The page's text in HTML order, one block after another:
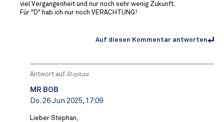
viel Vergangenheit und nur noch sehr wenig Zukunft.
Für "D" hab ich nur noch VERACHTUNG!
Auf diesen Kommentar antworten
Antwort auf Stephan
MR BOB ️
Do. 26 Jun 2025, 17:09
Lieber Stephan,